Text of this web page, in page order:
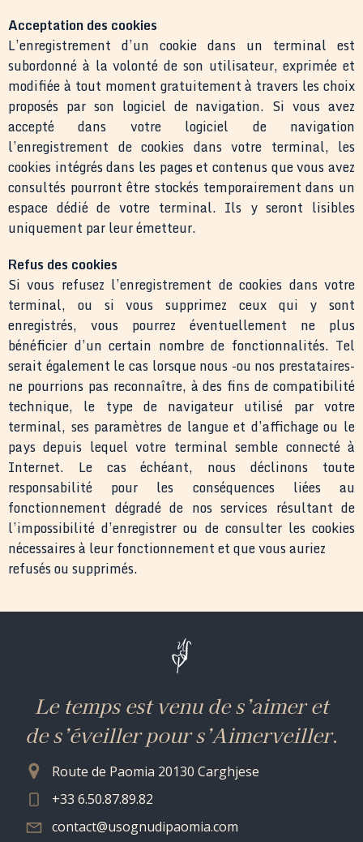
Acceptation des cookies
L’enregistrement d’un cookie dans un terminal est
subordonné à la volonté de son utilisateur, exprimée et
modifiée à tout moment gratuitement à travers les choix
proposés par son logiciel de navigation. Si vous avez
accepté dans votre logiciel de navigation
l’enregistrement de cookies dans votre terminal, les
cookies intégrés dans les pages et contenus que vous avez
consultés pourront être stockés temporairement dans un
espace dédié de votre terminal. Ils y seront lisibles
uniquement par leur émetteur.
Refus des cookies
Si vous refusez l’enregistrement de cookies dans votre
terminal, ou si vous supprimez ceux qui y sont
enregistrés, vous pourrez éventuellement ne plus
bénéficier d’un certain nombre de fonctionnalités. Tel
serait également le cas lorsque nous -ou nos prestataires-
ne pourrions pas reconnaître, à des fins de compatibilité
technique, le type de navigateur utilisé par votre
terminal, ses paramètres de langue et d’affichage ou le
pays depuis lequel votre terminal semble connecté à
Internet. Le cas échéant, nous déclinons toute
responsabilité pour les conséquences liées au
fonctionnement dégradé de nos services résultant de
l’impossibilité d’enregistrer ou de consulter les cookies
nécessaires à leur fonctionnement et que vous auriez
refusés ou supprimés.
Le temps est venu de s’aimer et
de s’éveiller pour s’Aimerveiller.
Route de Paomia 20130 Carghjese
+33 6.50.87.89.82
contact@usognudipaomia.com